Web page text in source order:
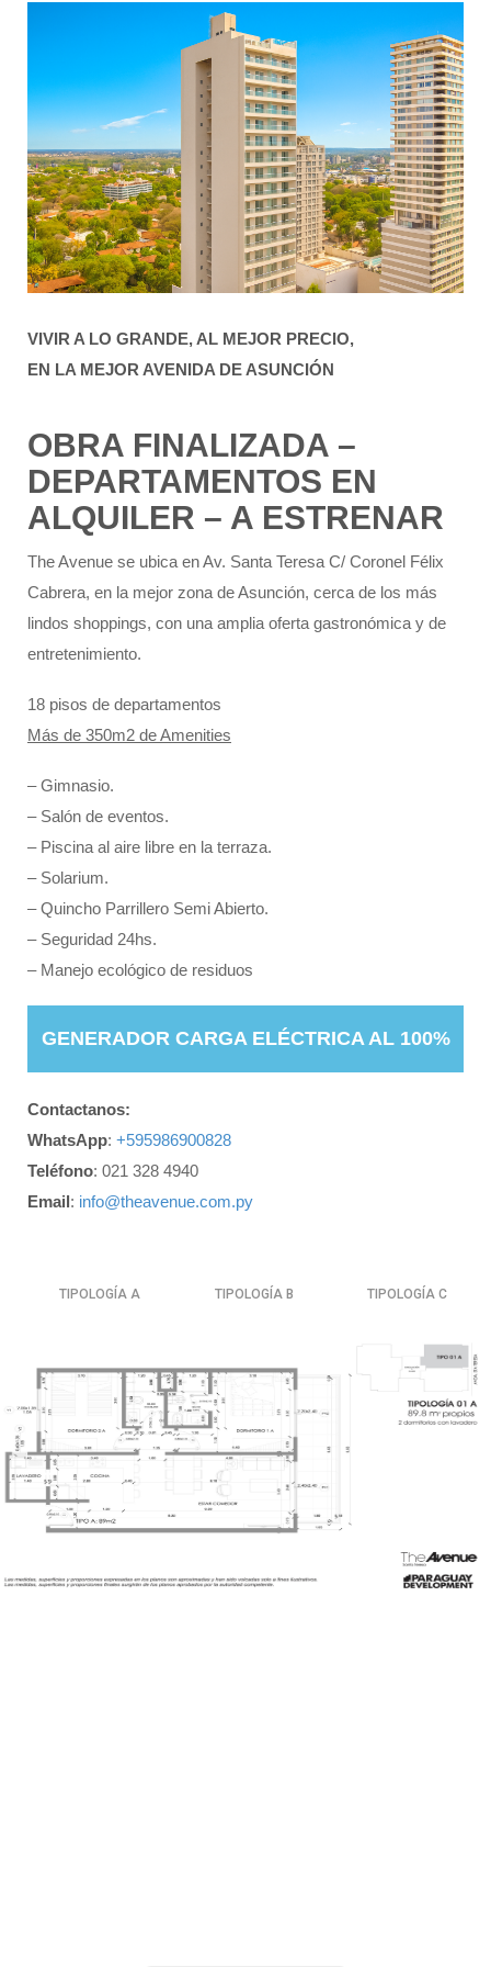
VIVIR A LO GRANDE, AL MEJOR PRECIO,
EN LA MEJOR AVENIDA DE ASUNCIÓN
OBRA FINALIZADA –
DEPARTAMENTOS EN
ALQUILER – A ESTRENAR
The Avenue se ubica en Av. Santa Teresa C/ Coronel Félix
Cabrera, en la mejor zona de Asunción, cerca de los más
lindos shoppings, con una amplia oferta gastronómica y de
entretenimiento.
18 pisos de departamentos
Más de 350m2 de Amenities
– Gimnasio.
– Salón de eventos.
– Piscina al aire libre en la terraza.
– Solarium.
– Quincho Parrillero Semi Abierto.
– Seguridad 24hs.
– Manejo ecológico de residuos
GENERADOR CARGA ELÉCTRICA AL 100%
Contactanos:
WhatsApp: +595986900828
Teléfono: 021 328 4940
Email: info@theavenue.com.py
TIPOLOGÍA B TIPOLOGÍA C
TIPOLOGÍA A